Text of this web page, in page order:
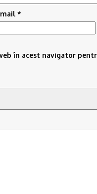
*
în acest navigator